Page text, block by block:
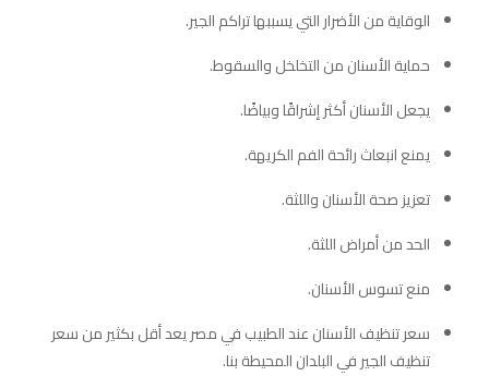
الوقاية من الأضرار التي يسببها تراكم الجير.
حماية الأسنان من التخلخل والسقوط.
يجعل الأسنان أكثر إشراقًا وبياضًا.
يمنع انبعاث رائحة الفم الكريهة.
تعزيز صحة الأسنان واللثة.
الحد من أمراض اللثة.
منع تسوس الأسنان.
سعر تنظيف الأسنان عند الطبيب في مصر يعد أقل بكثير من سعر
تنظيف الجير في البلدان المحيطة بنا.